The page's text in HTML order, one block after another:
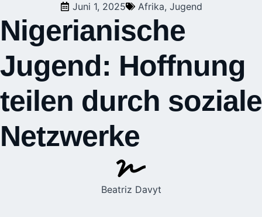
Juni 1, 2025 Afrika, Jugend
Nigerianische
Jugend: Hoffnung
teilen durch soziale
Netzwerke
Beatriz Davyt